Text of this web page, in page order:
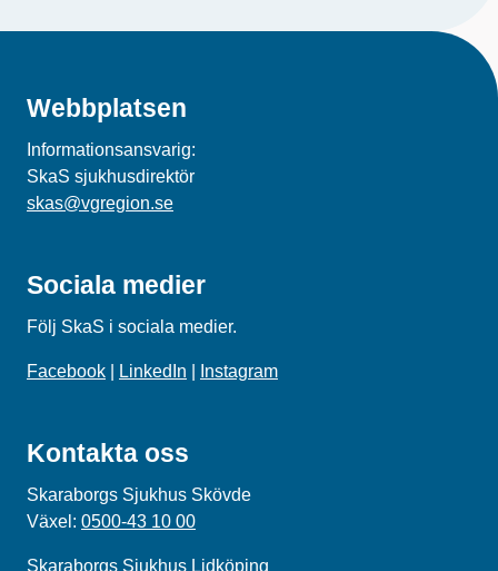
Webbplatsen
Informationsansvarig:
SkaS sjukhusdirektör
skas@vgregion.se
Sociala medier
Följ SkaS i sociala medier.
Facebook LinkedIn Instagram
Kontakta oss
Skaraborgs Sjukhus Skövde
Växel: 0500-43 10 00
Skaraborgs Sjukhus Lidköping